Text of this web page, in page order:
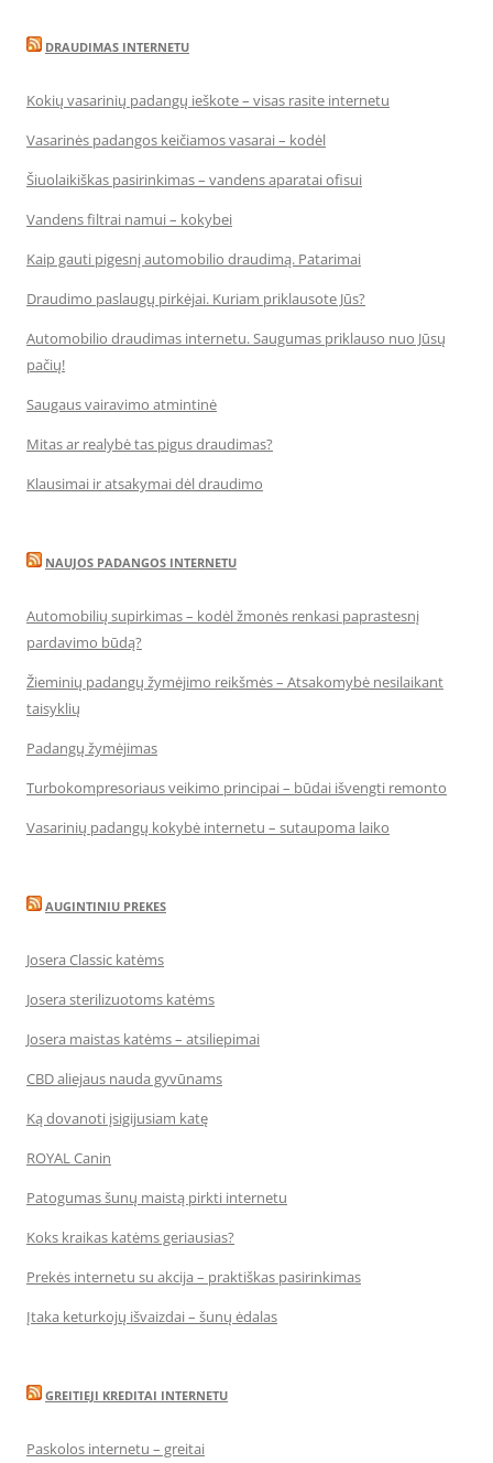
DRAUDIMAS INTERNETU
Kokių vasarinių padangų ieškote – visas rasite internetu
Vasarinės padangos keičiamos vasarai – kodėl
Šiuolaikiškas pasirinkimas – vandens aparatai ofisui
Vandens filtrai namui – kokybei
Kaip gauti pigesnį automobilio draudimą. Patarimai
Draudimo paslaugų pirkėjai. Kuriam priklausote Jūs?
Automobilio draudimas internetu. Saugumas priklauso nuo Jūsų
pačių!
Saugaus vairavimo atmintinė
Mitas ar realybė tas pigus draudimas?
Klausimai ir atsakymai dėl draudimo
NAUJOS PADANGOS INTERNETU
Automobilių supirkimas – kodėl žmonės renkasi paprastesnį
pardavimo būdą?
Žieminių padangų žymėjimo reikšmės – Atsakomybė nesilaikant
taisyklių
Padangų žymėjimas
Turbokompresoriaus veikimo principai – būdai išvengti remonto
Vasarinių padangų kokybė internetu – sutaupoma laiko
AUGINTINIU PREKES
Josera Classic katėms
Josera sterilizuotoms katėms
Josera maistas katėms – atsiliepimai
CBD aliejaus nauda gyvūnams
Ką dovanoti įsigijusiam katę
ROYAL Canin
Patogumas šunų maistą pirkti internetu
Koks kraikas katėms geriausias?
Prekės internetu su akcija – praktiškas pasirinkimas
Įtaka keturkojų išvaizdai – šunų ėdalas
GREITIEJI KREDITAI INTERNETU
Paskolos internetu – greitai